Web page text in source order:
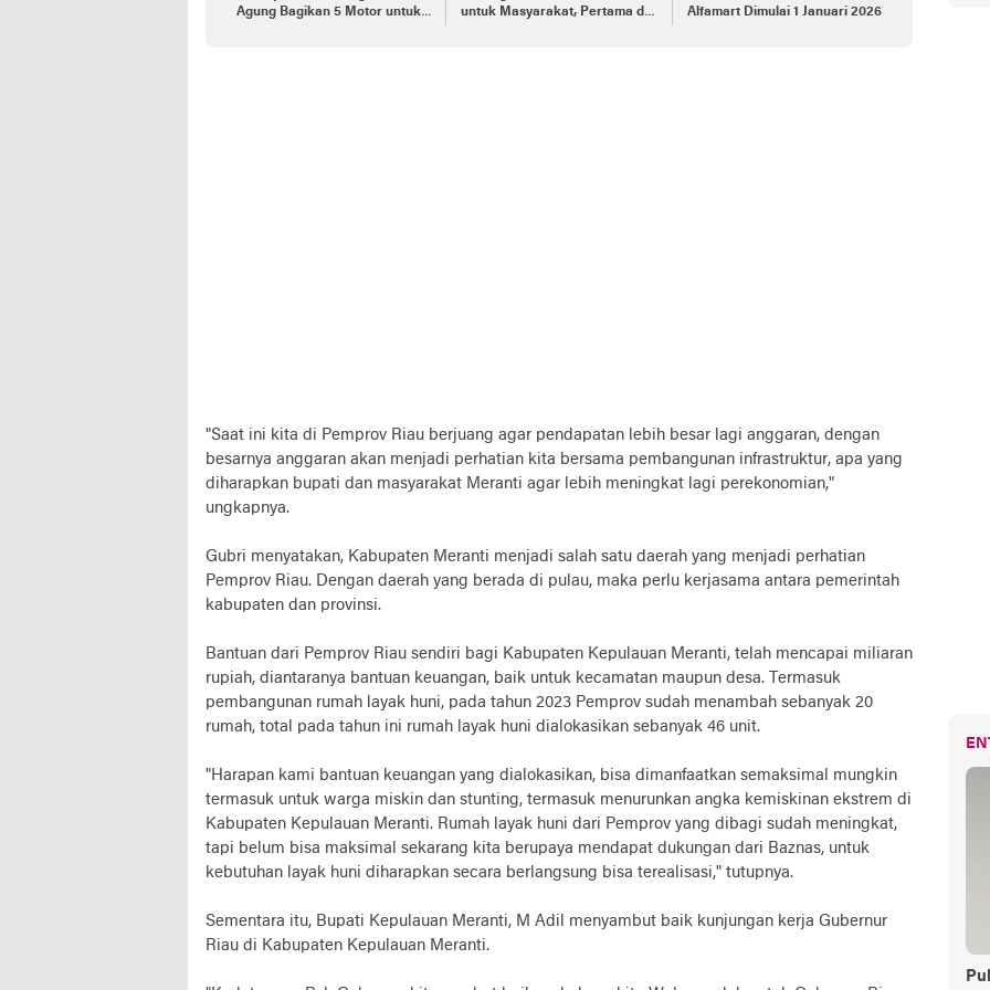
Agung Bagikan 5 Motor untuk
untuk Masyarakat, Pertama di
Alfamart Dimulai 1 Januari 2026
"Saat ini kita di Pemprov Riau berjuang agar pendapatan lebih besar lagi anggaran, dengan
besarnya anggaran akan menjadi perhatian kita bersama pembangunan infrastruktur, apa yang
diharapkan bupati dan masyarakat Meranti agar lebih meningkat lagi perekonomian,"
ungkapnya.
Gubri menyatakan, Kabupaten Meranti menjadi salah satu daerah yang menjadi perhatian
Pemprov Riau. Dengan daerah yang berada di pulau, maka perlu kerjasama antara pemerintah
kabupaten dan provinsi.
Bantuan dari Pemprov Riau sendiri bagi Kabupaten Kepulauan Meranti, telah mencapai miliaran
rupiah, diantaranya bantuan keuangan, baik untuk kecamatan maupun desa. Termasuk
pembangunan rumah layak huni, pada tahun 2023 Pemprov sudah menambah sebanyak 20
rumah, total pada tahun ini rumah layak huni dialokasikan sebanyak 46 unit.
"Harapan kami bantuan keuangan yang dialokasikan, bisa dimanfaatkan semaksimal mungkin
termasuk untuk warga miskin dan stunting, termasuk menurunkan angka kemiskinan ekstrem di
Kabupaten Kepulauan Meranti. Rumah layak huni dari Pemprov yang dibagi sudah meningkat,
tapi belum bisa maksimal sekarang kita berupaya mendapat dukungan dari Baznas, untuk
kebutuhan layak huni diharapkan secara berlangsung bisa terealisasi," tutupnya.
Sementara itu, Bupati Kepulauan Meranti, M Adil menyambut baik kunjungan kerja Gubernur
Riau di Kabupaten Kepulauan Meranti.